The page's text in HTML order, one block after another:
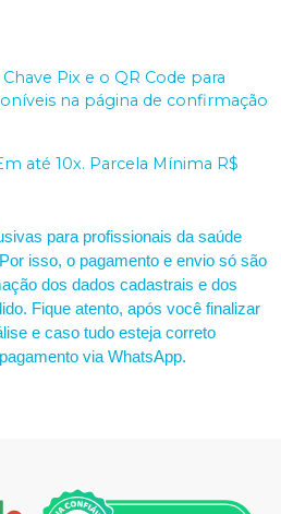
Pix e o QR Code para
na página de confirmação
até 10x. Parcela Mínima R$
para profissionais da saúde
isso, o pagamento e envio só são
dos dados cadastrais e dos
Fique atento, após você finalizar
e caso tudo esteja correto
via WhatsApp.